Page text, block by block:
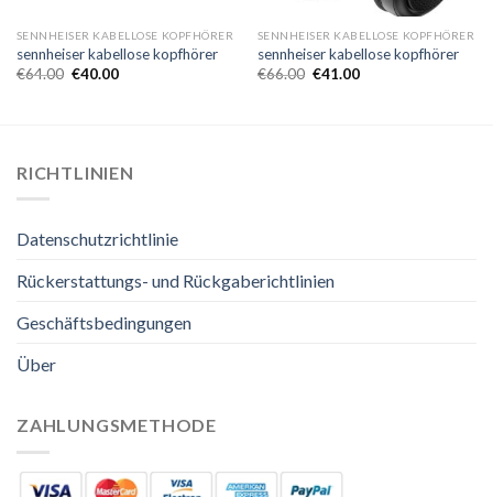
SENNHEISER KABELLOSE KOPFHÖRER
sennheiser kabellose kopfhörer
€64.00 €40.00
SENNHEISER KABELLOSE KOPFHÖRER
sennheiser kabellose kopfhörer
€66.00 €41.00
RICHTLINIEN
Datenschutzrichtlinie
Rückerstattungs- und Rückgaberichtlinien
Geschäftsbedingungen
Über
ZAHLUNGSMETHODE